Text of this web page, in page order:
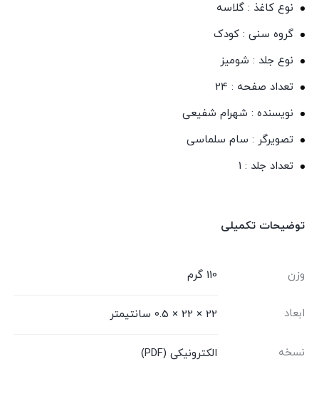
نوع کاغذ : گلاسه
گروه سنی : کودک
نوع جلد : شومیز
تعداد صفحه : 24
نویسنده : شهرام شفیعی
تصویرگر : سام سلماسی
تعداد جلد : 1
توضیحات تکمیلی
وزن 110 گرم
ابعاد 22 × 22 × 0.5 سانتیمتر
نسخه الکترونیکی (PDF)